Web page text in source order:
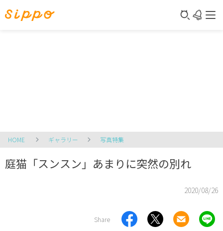
HOME ギャラリー 写真特集
庭猫「スンスン」あまりに突然の別れ
2020/08/26
Share